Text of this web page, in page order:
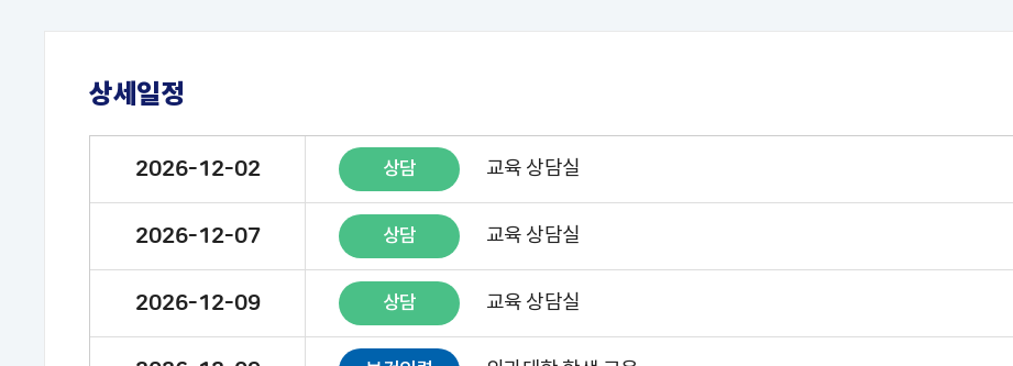
상세일정
2026-12-02 상담 교육 상담실
2026-12-07 상담 교육 상담실
2026-12-09 상담 교육 상담실